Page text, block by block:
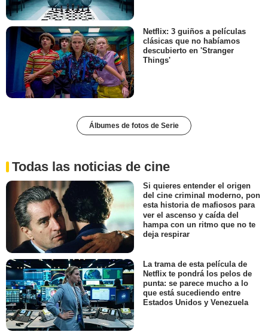
Netflix: 3 guiños a películas
clásicas que no habíamos
descubierto en 'Stranger
Things'
Álbumes de fotos de Serie
Todas las noticias de cine
Si quieres entender el origen
del cine criminal moderno, pon
esta historia de mafiosos para
ver el ascenso y caída del
hampa con un ritmo que no te
deja respirar
La trama de esta película de
Netflix te pondrá los pelos de
punta: se parece mucho a lo
que está sucediendo entre
Estados Unidos y Venezuela